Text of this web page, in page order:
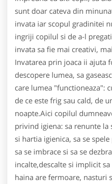
sunt doar cateva din
invata iar scopul gradinitei
ingriji copilul si de a-l
invata sa fie mai creativi,
Invatarea prin joaca ii ajuta
descopere lumea, sa
care lumea "functioneaza":
de ce este frig sau cald, de
noapte.Aici copilul
privind igiena: sa renunte la
si hartia igienica, sa se
sa se imbrace si sa se
incalte,descalte si implicit
haina are fermoare, nasturi